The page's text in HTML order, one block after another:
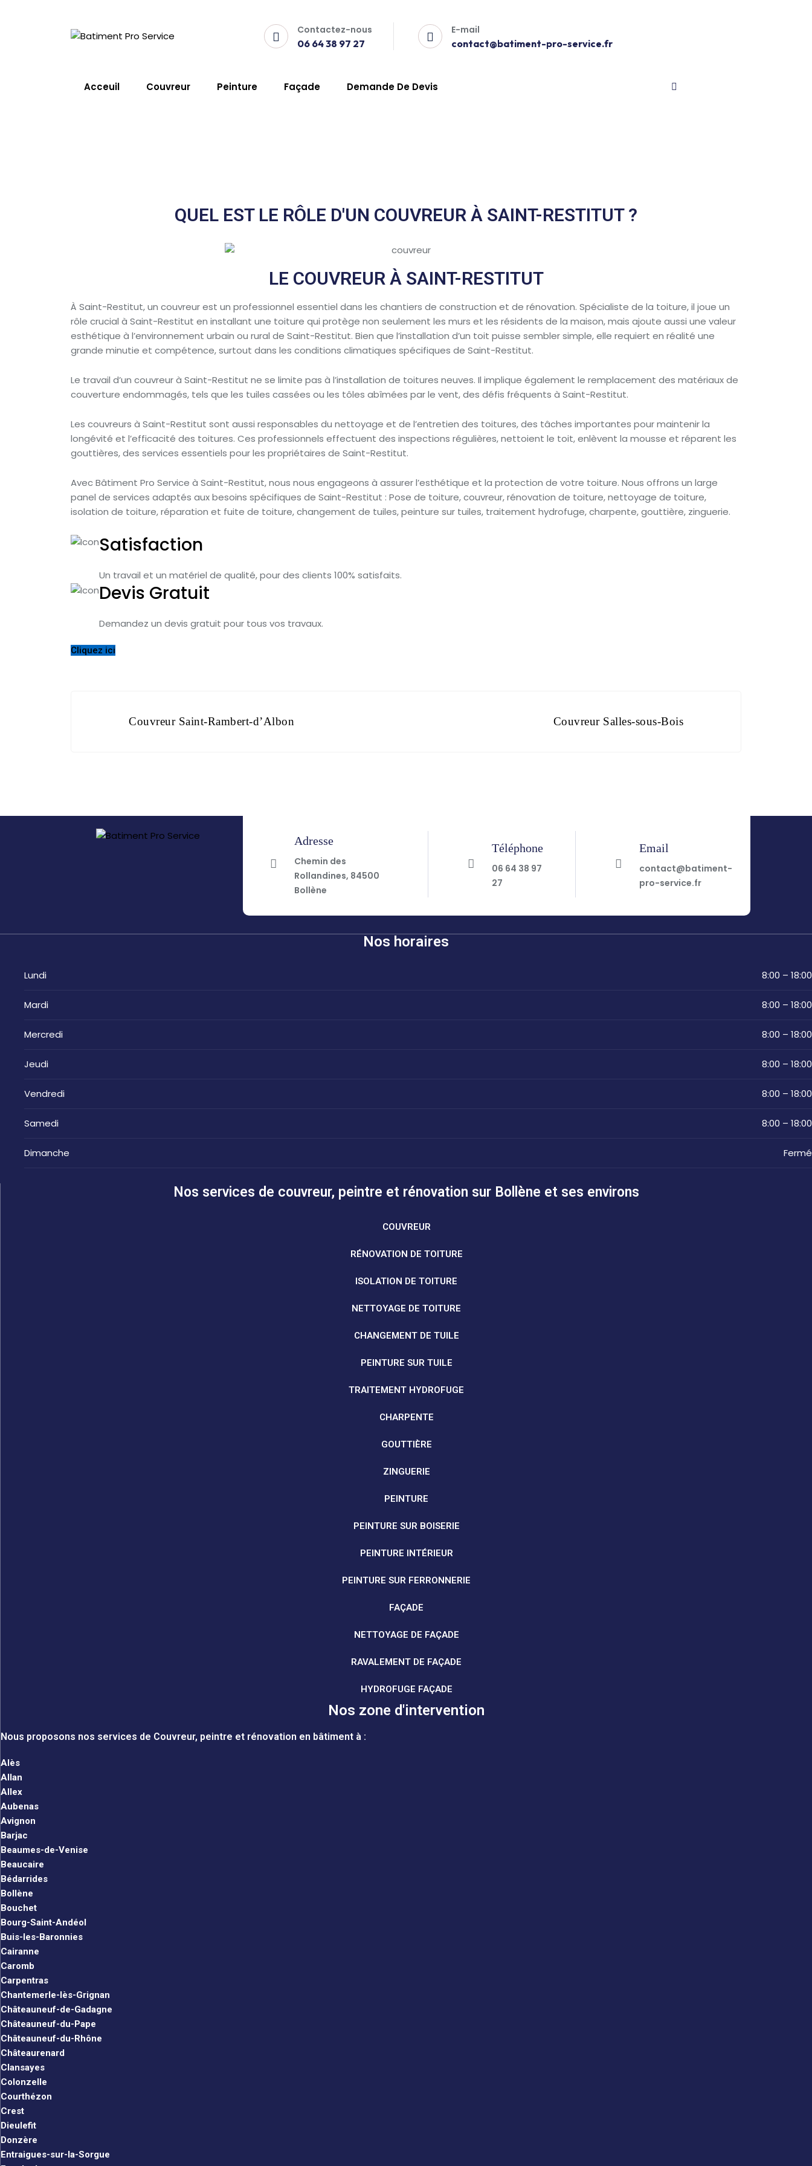
Contactez-nous
06 64 38 97 27
E-mail
contact@batiment-pro-service.fr
Acceuil Couvreur Peinture Façade Demande De Devis
Couvreur Saint-Restitut
QUEL EST LE RÔLE D'UN COUVREUR À SAINT-RESTITUT ?
LE COUVREUR À SAINT-RESTITUT
À Saint-Restitut, un couvreur est un professionnel essentiel dans les chantiers de construction et de rénovation. Spécialiste de la toiture, il joue un
rôle crucial à Saint-Restitut en installant une toiture qui protège non seulement les murs et les résidents de la maison, mais ajoute aussi une valeur
esthétique à l’environnement urbain ou rural de Saint-Restitut. Bien que l’installation d’un toit puisse sembler simple, elle requiert en réalité une
grande minutie et compétence, surtout dans les conditions climatiques spécifiques de Saint-Restitut.
Le travail d’un couvreur à Saint-Restitut ne se limite pas à l’installation de toitures neuves. Il implique également le remplacement des matériaux de
couverture endommagés, tels que les tuiles cassées ou les tôles abîmées par le vent, des défis fréquents à Saint-Restitut.
Les couvreurs à Saint-Restitut sont aussi responsables du nettoyage et de l’entretien des toitures, des tâches importantes pour maintenir la
longévité et l’efficacité des toitures. Ces professionnels effectuent des inspections régulières, nettoient le toit, enlèvent la mousse et réparent les
gouttières, des services essentiels pour les propriétaires de Saint-Restitut.
Avec Bâtiment Pro Service à Saint-Restitut, nous nous engageons à assurer l’esthétique et la protection de votre toiture. Nous offrons un large
panel de services adaptés aux besoins spécifiques de Saint-Restitut : Pose de toiture, couvreur, rénovation de toiture, nettoyage de toiture,
isolation de toiture, réparation et fuite de toiture, changement de tuiles, peinture sur tuiles, traitement hydrofuge, charpente, gouttière, zinguerie.
Satisfaction
Un travail et un matériel de qualité, pour des clients 100% satisfaits.
Devis Gratuit
Demandez un devis gratuit pour tous vos travaux.
Cliquez ici
Navigation
Couvreur Saint-Rambert-d’Albon Couvreur Salles-sous-Bois
Adresse
Chemin des
Rollandines, 84500
Bollène
Téléphone
06 64 38 97
27
Email
contact@batiment-
pro-service.fr
Nos horaires
Lundi 8:00 – 18:00
Mardi 8:00 – 18:00
Mercredi 8:00 – 18:00
Jeudi 8:00 – 18:00
Vendredi 8:00 – 18:00
Samedi 8:00 – 18:00
Dimanche Fermé
Nos services de couvreur, peintre et rénovation sur Bollène et ses environs
COUVREUR
RÉNOVATION DE TOITURE
ISOLATION DE TOITURE
NETTOYAGE DE TOITURE
CHANGEMENT DE TUILE
PEINTURE SUR TUILE
TRAITEMENT HYDROFUGE
CHARPENTE
GOUTTIÈRE
ZINGUERIE
PEINTURE
PEINTURE SUR BOISERIE
PEINTURE INTÉRIEUR
PEINTURE SUR FERRONNERIE
FAÇADE
NETTOYAGE DE FAÇADE
RAVALEMENT DE FAÇADE
HYDROFUGE FAÇADE
Nos zone d'intervention
Nous proposons nos services de Couvreur, peintre et rénovation en bâtiment à :
Alès
Allan
Allex
Aubenas
Avignon
Barjac
Beaumes-de-Venise
Beaucaire
Bédarrides
Bollène
Bouchet
Bourg-Saint-Andéol
Buis-les-Baronnies
Cairanne
Caromb
Carpentras
Chantemerle-lès-Grignan
Châteauneuf-de-Gadagne
Châteauneuf-du-Pape
Châteauneuf-du-Rhône
Châteaurenard
Clansayes
Colonzelle
Courthézon
Crest
Dieulefit
Donzère
Entraigues-sur-la-Sorgue